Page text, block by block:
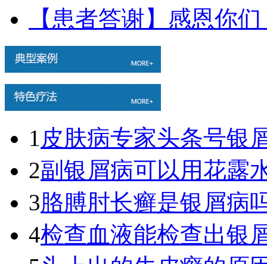
【患者答谢】感恩你
1 皮肤病专家头条号银
2副银屑病可以用花露
3胳膊肘长癣是银屑病
4检查血液能检查出银